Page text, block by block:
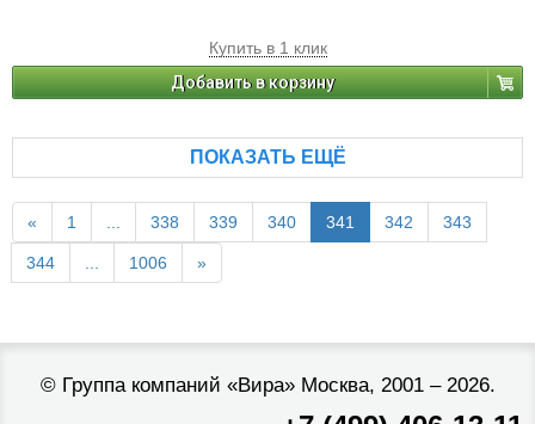
Купить в 1 клик
Добавить в корзину
ПОКАЗАТЬ ЕЩЁ
« 1 ... 338 339 340 341 342 343
344 ... 1006 »
© Группа компаний «Вира»Москва, 2001 – 2026.